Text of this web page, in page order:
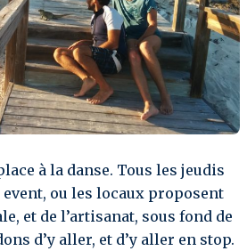
à la danse. Tous les jeudis
ou les locaux proposent
et de l’artisanat, sous fond de
d’y aller, et d’y aller en stop.